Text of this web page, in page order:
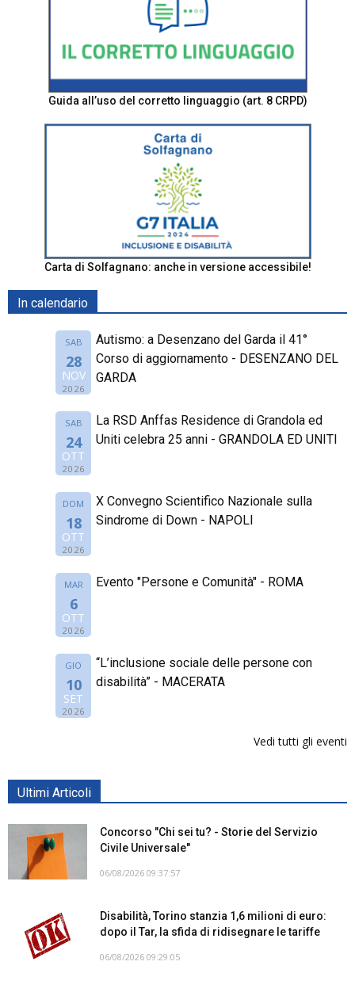
Guida all’uso del corretto linguaggio (art. 8 CRPD)
Carta di Solfagnano: anche in versione accessibile!
In calendario
SAB
28
NOV
2026
Autismo: a Desenzano del Garda il 41°
Corso di aggiornamento - DESENZANO DEL
GARDA
SAB
24
OTT
2026
La RSD Anffas Residence di Grandola ed
Uniti celebra 25 anni - GRANDOLA ED UNITI
DOM
18
OTT
2026
X Convegno Scientifico Nazionale sulla
Sindrome di Down - NAPOLI
MAR
6
OTT
2026
Evento "Persone e Comunità" - ROMA
GIO
10
SET
2026
“L’inclusione sociale delle persone con
disabilità” - MACERATA
Vedi tutti gli eventi
Ultimi Articoli
Concorso "Chi sei tu? - Storie del Servizio
Civile Universale"
06/08/2026 09:37:57
Disabilità, Torino stanzia 1,6 milioni di euro:
dopo il Tar, la sfida di ridisegnare le tariffe
06/08/2026 09:29:05